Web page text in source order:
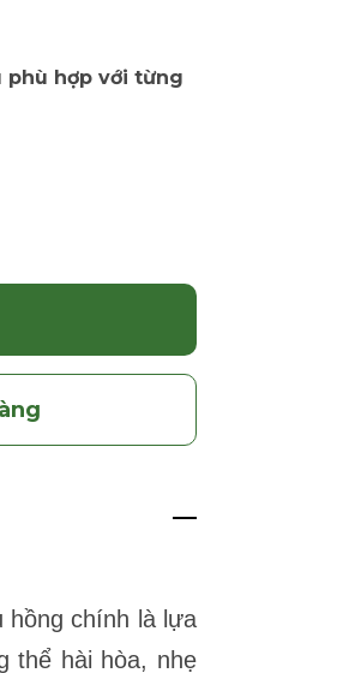
phù hợp với từng
hồng chính là lựa
thể hài hòa, nhẹ